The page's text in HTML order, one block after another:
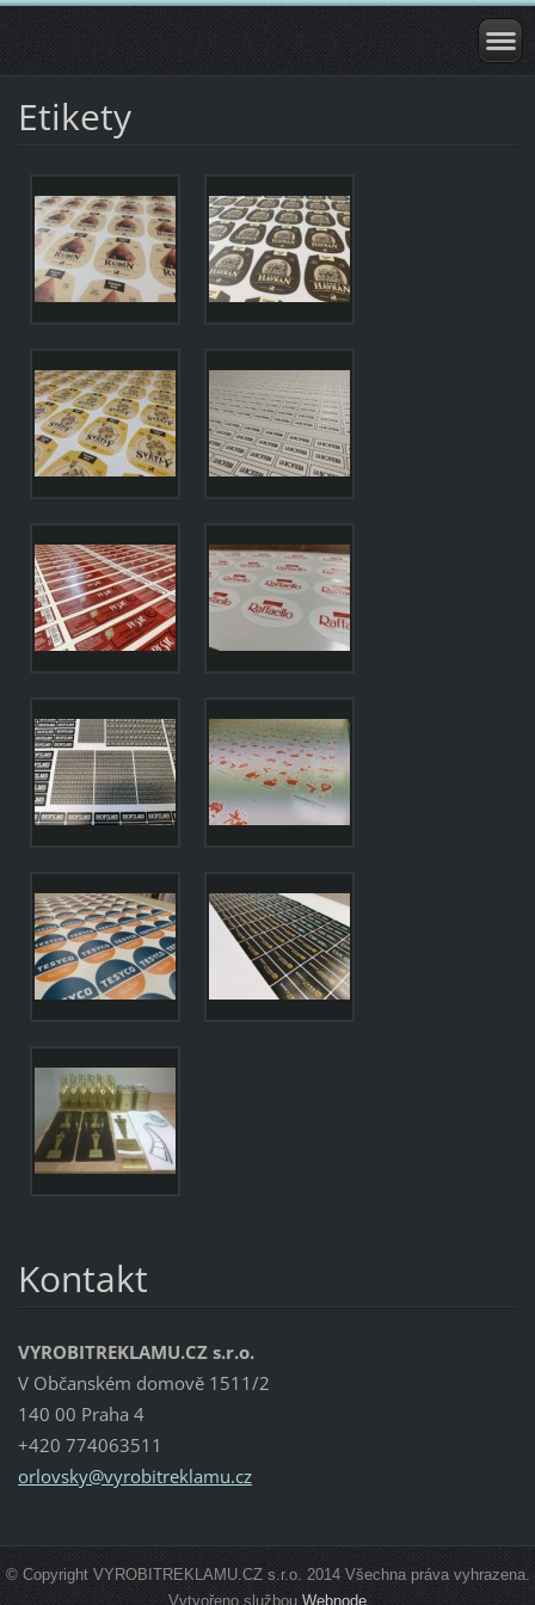
Etikety
Kontakt
VYROBITREKLAMU.CZ s.r.o.
V Občanském domově 1511/2
140 00 Praha 4
+420 774063511
orlovsky@vyrobitreklamu.cz
© Copyright VYROBITREKLAMU.CZ s.r.o. 2014 Všechna práva vyhrazena.
Vytvořeno službouWebnode